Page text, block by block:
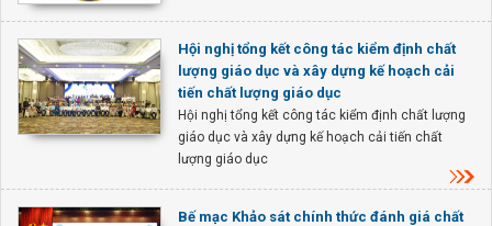
Hội nghị tổng kết công tác kiểm định chất
lượng giáo dục và xây dựng kế hoạch cải
tiến chất lượng giáo dục
Hội nghị tổng kết công tác kiểm định chất lượng
giáo dục và xây dựng kế hoạch cải tiến chất
lượng giáo dục
Bế mạc Khảo sát chính thức đánh giá chất